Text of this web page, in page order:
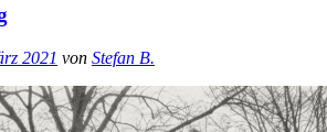
2021 von Stefan B.